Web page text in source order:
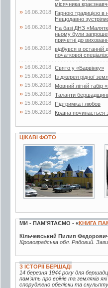
місячника
» 16.06.2018
Гарною традицією в
Нещодавно
» 16.06.2018
На базі ДНЗ
ньому були
причетні до
» 16.06.2018 відбувся в
початкової
» 16.06.2018 Свято у «Барвінку»
» 15.06.2018 Із джерел рідної
» 15.06.2018 Мовний літній табір
» 15.06.2018 Таланти
» 15.06.2018 Підтримка і любов
» 15.06.2018 Країна починається
ЦІКАВІ ФОТО
49 фото
МИ - ПАМ’ЯТАЄМО - «КНИГА
Кільчевський Пилип
Кіровоградська обл. Рядовий.
З ІСТОРІЇ БЕРШАДІ
14 березня 1944 року для
пам'ять про воїнів та земляків
споруджено обеліски та